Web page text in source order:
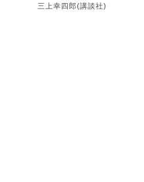
三上幸四郎(講談社)